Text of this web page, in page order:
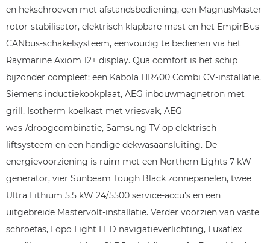
en hekschroeven met afstandsbediening, een MagnusMaster
rotor-stabilisator, elektrisch klapbare mast en het EmpirBus
CANbus-schakelsysteem, eenvoudig te bedienen via het
Raymarine Axiom 12+ display. Qua comfort is het schip
bijzonder compleet: een Kabola HR400 Combi CV-installatie,
Siemens inductiekookplaat, AEG inbouwmagnetron met
grill, Isotherm koelkast met vriesvak, AEG
was-/droogcombinatie, Samsung TV op elektrisch
liftsysteem en een handige dekwasaansluiting. De
energievoorziening is ruim met een Northern Lights 7 kW
generator, vier Sunbeam Tough Black zonnepanelen, twee
Ultra Lithium 5.5 kW 24/5500 service-accu’s en een
uitgebreide Mastervolt-installatie. Verder voorzien van vaste
schroefas, Lopo Light LED navigatieverlichting, Luxaflex